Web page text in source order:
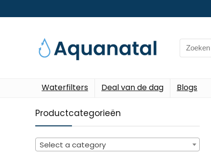
Search
for:
Waterfilters Deal van de dag Blogs
Productcategorieën
Select a category